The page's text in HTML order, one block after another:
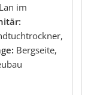
im
Bergseite,